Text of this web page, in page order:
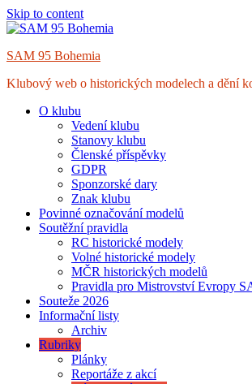
Skip to content
SAM 95 Bohemia
Klubový web o historických modelech a dění
O klubu
Vedení klubu
Stanovy klubu
Členské příspěvky
GDPR
Sponzorské dary
Znak klubu
Povinné označování modelů
Soutěžní pravidla
RC historické modely
Volné historické modely
MČR historických modelů
Pravidla pro Mistrovství Evropy
Souteže 2026
Informační listy
Archiv
Rubriky
Plánky
Reportáže z akcí